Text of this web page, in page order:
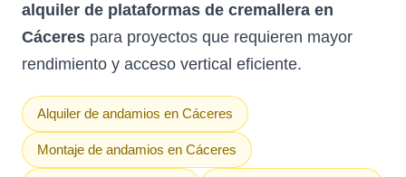
alquiler de plataformas de cremallera en
Cáceres para proyectos que requieren mayor
rendimiento y acceso vertical eficiente.
Alquiler de andamios en Cáceres
Montaje de andamios en Cáceres